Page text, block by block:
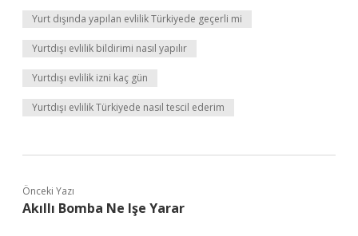
Yurt dışında yapılan evlilik Türkiyede geçerli mi
Yurtdışı evlilik bildirimi nasıl yapılır
Yurtdışı evlilik izni kaç gün
Yurtdışı evlilik Türkiyede nasıl tescil ederim
Önceki Yazı
Akıllı Bomba Ne Işe Yarar